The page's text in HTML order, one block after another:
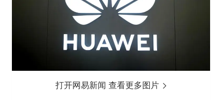
打开网易新闻 查看更多图片